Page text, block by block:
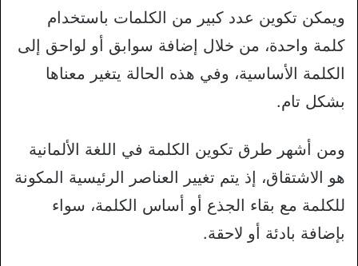
ويمكن تكوين عدد كبير من الكلمات باستخدام
كلمة واحدة، من خلال إضافة سوابق أو لواحق إلى
الكلمة الأساسية، وفي هذه الحالة يتغير معناها
بشكل تام.
ومن أشهر طرق تكوين الكلمة في اللغة الألمانية
هو الاشتقاق، إذ يتم تغيير العناصر الرئيسية المكونة
للكلمة مع بقاء الجذع أو أساس الكلمة، سواء
بإضافة بادئة أو لاحقة.